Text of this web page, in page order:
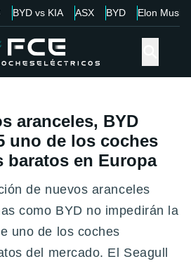
BYD vs KIA ASX BYD Elon Musk
aranceles, BYD
uno de los coches
baratos en Europa
de nuevos aranceles
como BYD no impedirán la
uno de los coches
del mercado. El Seagull